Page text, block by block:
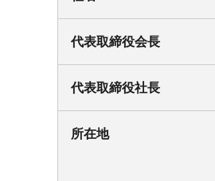
代表取締役会長
代表取締役社長
所在地